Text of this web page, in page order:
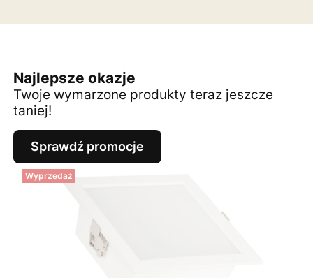
Najlepsze okazje
Twoje wymarzone produkty teraz jeszcze
taniej!
Sprawdź promocje
Wyprzedaż